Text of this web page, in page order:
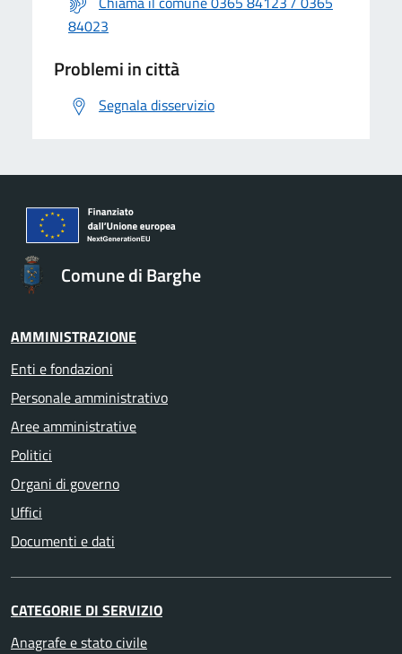
84023
Problemi in città
Segnala disservizio
Comune di Barghe
AMMINISTRAZIONE
Enti e fondazioni
Personale amministrativo
Aree amministrative
Politici
Organi di governo
Uffici
Documenti e dati
CATEGORIE DI SERVIZIO
Anagrafe e stato civile